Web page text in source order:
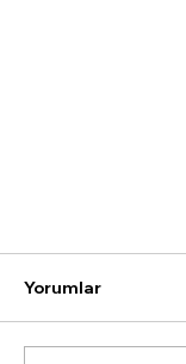
Yorumlar